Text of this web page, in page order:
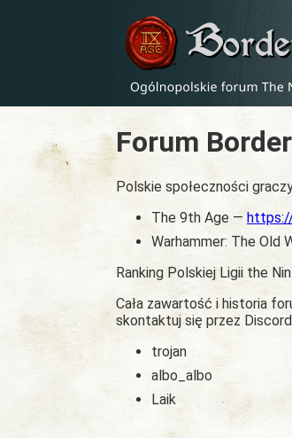
Forum
Polskie społeczności
The 9th Age —
Warhammer: The Old
Ranking Polskiej Ligii the
Cała zawartość i historia
skontaktuj się przez
trojan
albo_albo
Laik